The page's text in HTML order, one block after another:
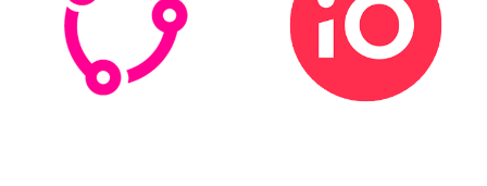
Esemtia Stockio